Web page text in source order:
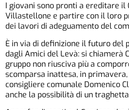
I giovani sono pronti a ereditare il
Villastellone e partire con il loro
dei lavori di adeguamento del
È in via di definizione il futuro del
dagli Amici del Levà: si chiamerà
gruppo non riusciva più a
scomparsa inattesa, in
consigliere comunale Domenico
anche la possibilità di un